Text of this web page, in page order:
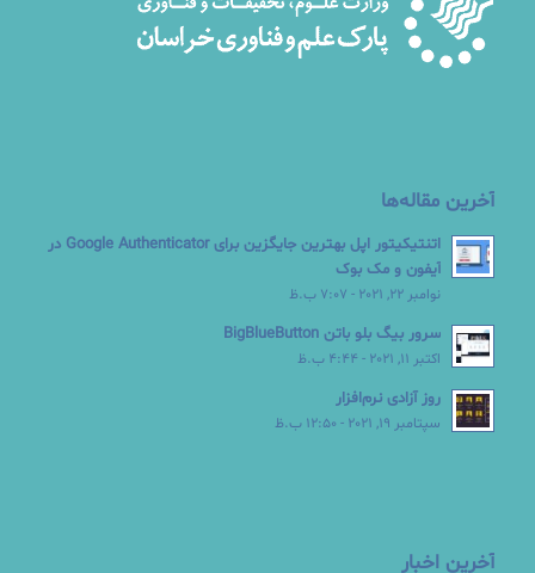
آخرین مقاله‌ها
اتنتیکیتور اپل بهترین جایگزین برای Google Authenticator در
آیفون و مک بوک
نوامبر 22, 2021 - 7:07 ب.ظ
سرور بیگ بلو باتن BigBlueButton
اکتبر 11, 2021 - 4:44 ب.ظ
روز آزادی نرم‌افزار
سپتامبر 19, 2021 - 12:50 ب.ظ
آخرین اخبار